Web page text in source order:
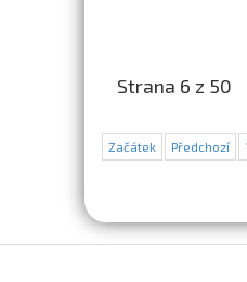
Strana 6 z 50
Začátek Předchozí